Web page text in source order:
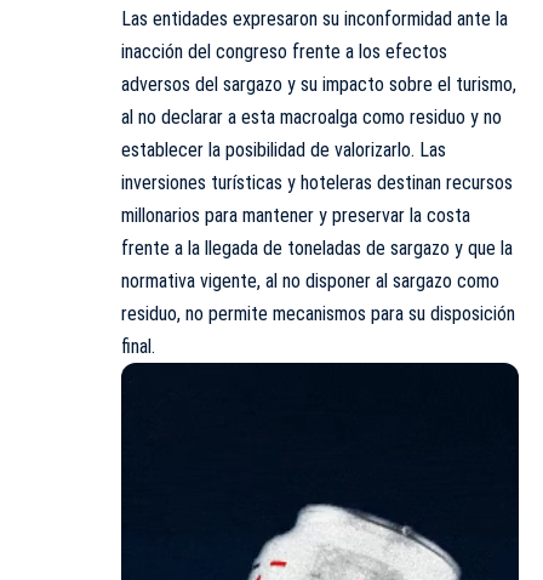
Las entidades expresaron su inconformidad ante la
inacción del congreso frente a los efectos
adversos del sargazo y su impacto sobre el turismo,
al no declarar a esta macroalga como residuo y no
establecer la posibilidad de valorizarlo. Las
inversiones turísticas y hoteleras destinan recursos
millonarios para mantener y preservar la costa
frente a la llegada de toneladas de sargazo y que la
normativa vigente, al no disponer al sargazo como
residuo, no permite mecanismos para su disposición
final.